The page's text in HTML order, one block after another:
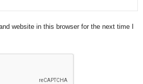
website in this browser for the next time I